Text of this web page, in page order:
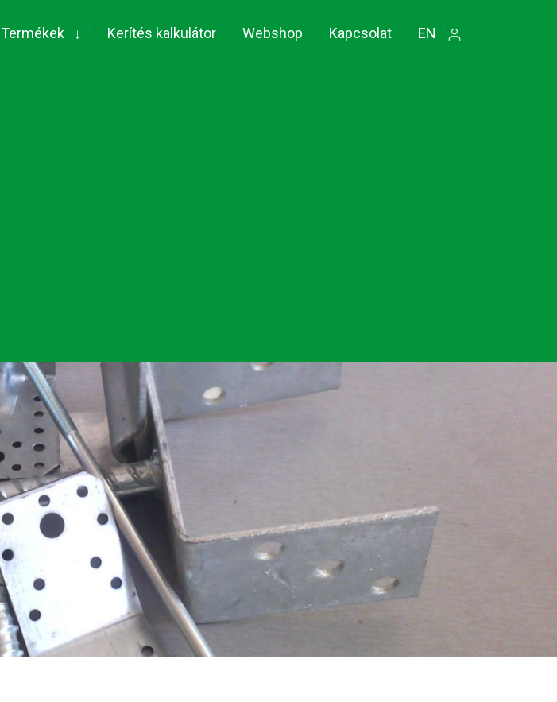
Termékek ↓ Kerítés kalkulátor Webshop Kapcsolat EN